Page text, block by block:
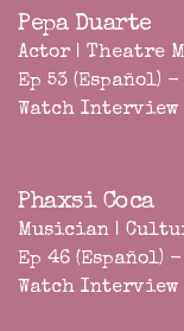
Pepa Duarte
Actor | Theatre
Ep 53 (Español)
Watch Interview
Phaxsi Coca
Musician |
Ep 46 (Español)
Watch Interview